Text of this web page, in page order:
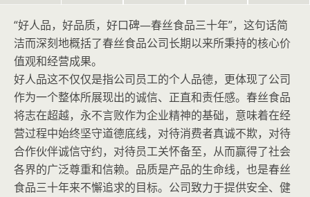
“好人品，好品质，好口碑—春丝食品三十年”，这句话简
洁而深刻地概括了春丝食品公司长期以来所秉持的核心价
值观和经营成果。
好人品这不仅仅是指公司员工的个人品德，更体现了公司
作为一个整体所展现出的诚信、正直和责任感。春丝食品
将志在超越，永不言败作为企业精神的基础，意味着在经
营过程中始终坚守道德底线，对待消费者真诚不欺，对待
合作伙伴诚信守约，对待员工关怀备至，从而赢得了社会
各界的广泛尊重和信赖。品质是产品的生命线，也是春丝
食品三十年来不懈追求的目标。公司致力于提供安全、健